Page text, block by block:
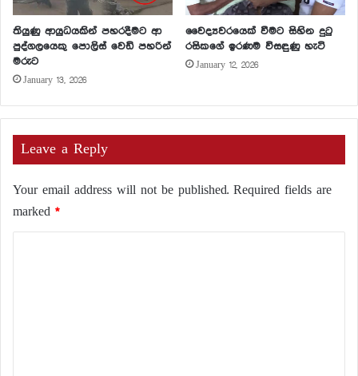
තියුණු ආයුධයකින් පහරදීමට ආ
පුද්ගලයෙකු පොලිස් වෙඩි පහරින්
මරුට
January 13, 2026
වෛද්‍යවරයෙක් වීමට සිහින දුටු
රසිකගේ ඉරණම විසඳුණු හැටි
January 12, 2026
Leave a Reply
Your email address will not be published. Required fields are
marked *